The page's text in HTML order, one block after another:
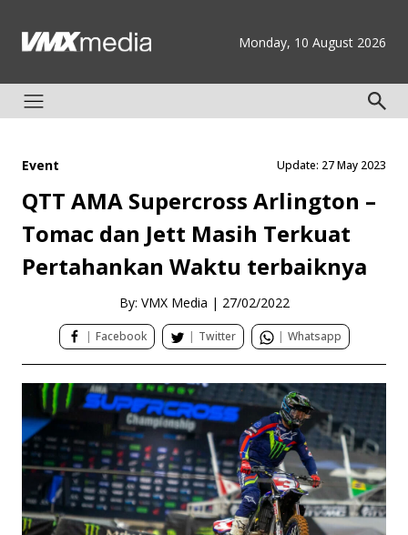
Monday, 10 August 2026
Event Update: 27 May 2023
QTT AMA Supercross Arlington –
Tomac dan Jett Masih Terkuat
Pertahankan Waktu terbaiknya
By: VMX Media | 27/02/2022
| Facebook | Twitter | Whatsapp